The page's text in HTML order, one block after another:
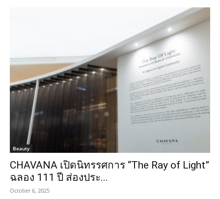
Beauty
CHAVANA เปิดนิทรรศการ “The Ray of Light”
ฉลอง 111 ปี ส่องประ...
October 6, 2025